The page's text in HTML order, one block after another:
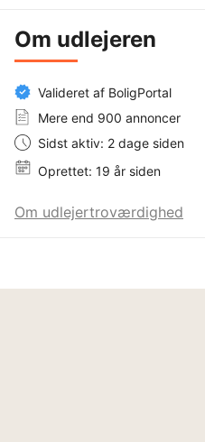
Om udlejeren
Valideret af BoligPortal
Mere end 900 annoncer
Sidst aktiv: 2 dage siden
Oprettet: 19 år siden
Om udlejertroværdighed